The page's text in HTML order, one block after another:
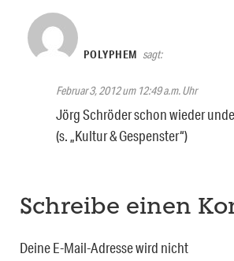
POLYPHEM sagt:
Februar 3, 2012 um 12:49 a.m. Uhr
Jörg Schröder schon wieder
(s. „Kultur & Gespenster“)
Schreibe einen
Deine E-Mail-Adresse wird nicht